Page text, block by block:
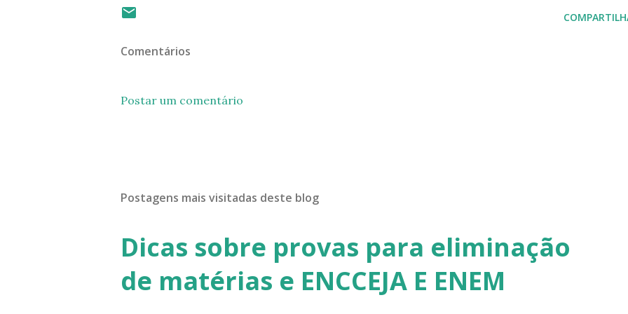
Comentários
Postar um comentário
Postagens mais visitadas deste blog
Dicas sobre provas para eliminação
de matérias e ENCCEJA E ENEM